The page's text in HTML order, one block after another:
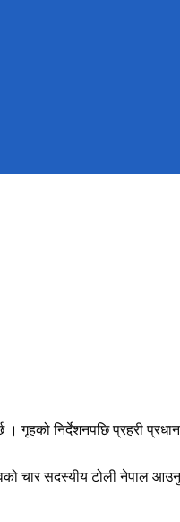
गृहको निर्देशनपछि प्रहरी
चार सदस्यीय टोली